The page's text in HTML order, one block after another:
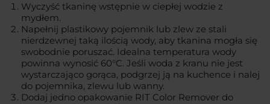
Wyczyść tkaninę wstępnie w ciepłej wodzie z
mydłem.
Napełnij plastikowy pojemnik lub zlew ze stali
nierdzewnej taką ilością wody, aby tkanina mogła się
swobodnie poruszać. Idealna temperatura wody
powinna wynosić 60°C. Jeśli woda z kranu nie jest
wystarczająco gorąca, podgrzej ją na kuchence i nalej
do pojemnika, zlewu lub wanny.
Dodaj jedno opakowanie RIT Color Remover do